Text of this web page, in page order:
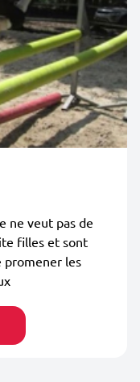
ne veut pas de
filles et sont
promener les